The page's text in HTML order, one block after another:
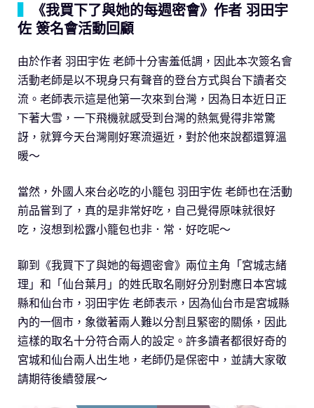
《我買下了與她的每週密會》作者 羽田宇
佐 簽名會活動回顧
由於作者 羽田宇佐 老師十分害羞低調，因此本次簽名會
活動老師是以不現身只有聲音的登台方式與台下讀者交
流。老師表示這是他第一次來到台灣，因為日本近日正
下著大雪，一下飛機就感受到台灣的熱氣覺得非常驚
訝，就算今天台灣剛好寒流逼近，對於他來說都還算溫
暖～
當然，外國人來台必吃的小籠包 羽田宇佐 老師也在活動
前品嘗到了，真的是非常好吃，自己覺得原味就很好
吃，沒想到松露小籠包也非．常．好吃呢～
聊到《我買下了與她的每週密會》兩位主角「宮城志緒
理」和「仙台葉月」的姓氏取名剛好分別對應日本宮城
縣和仙台市，羽田宇佐 老師表示，因為仙台市是宮城縣
內的一個市，象徵著兩人難以分割且緊密的關係，因此
這樣的取名十分符合兩人的設定。許多讀者都很好奇的
宮城和仙台兩人出生地，老師仍是保密中，並請大家敬
請期待後續發展～